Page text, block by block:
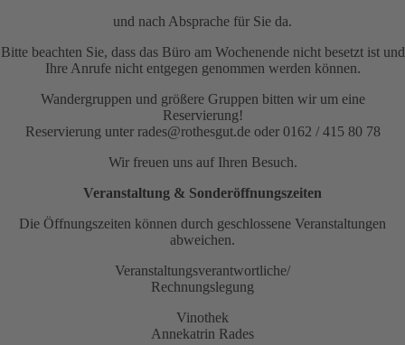
und nach Absprache für Sie da.
Bitte beachten Sie, dass das Büro am Wochenende nicht besetzt ist und
Ihre Anrufe nicht entgegen genommen werden können.
Wandergruppen und größere Gruppen bitten wir um eine
Reservierung!
Reservierung unter rades@rothesgut.de oder 0162 / 415 80 78
Wir freuen uns auf Ihren Besuch.
Veranstaltung & Sonderöffnungszeiten
Die Öffnungszeiten können durch geschlossene Veranstaltungen
abweichen.
Veranstaltungsverantwortliche/
Rechnungslegung
Vinothek
Annekatrin Rades